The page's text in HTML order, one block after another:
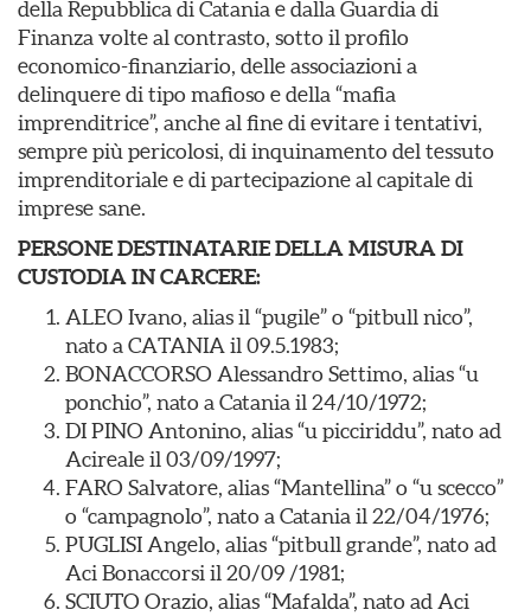
della Repubblica di Catania e dalla Guardia di
Finanza volte al contrasto, sotto il profilo
economico-finanziario, delle associazioni a
delinquere di tipo mafioso e della “mafia
imprenditrice”, anche al fine di evitare i tentativi,
sempre più pericolosi, di inquinamento del tessuto
imprenditoriale e di partecipazione al capitale di
imprese sane.
PERSONE DESTINATARIE DELLA MISURA DI
CUSTODIA IN CARCERE:
ALEO Ivano, alias il “pugile” o “pitbull nico”,
nato a CATANIA il 09.5.1983;
BONACCORSO Alessandro Settimo, alias “u
ponchio”, nato a Catania il 24/10/1972;
DI PINO Antonino, alias “u picciriddu”, nato ad
Acireale il 03/09/1997;
FARO Salvatore, alias “Mantellina” o “u scecco”
o “campagnolo”, nato a Catania il 22/04/1976;
PUGLISI Angelo, alias “pitbull grande”, nato ad
Aci Bonaccorsi il 20/09 /1981;
SCIUTO Orazio, alias “Mafalda”, nato ad Aci